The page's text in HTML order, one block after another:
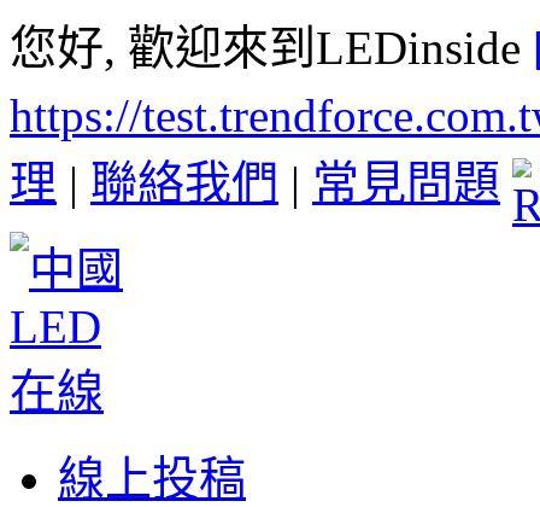
您好, 歡迎來到LEDinside
https://
理 | 聯絡我們 | 常見問題
線上投稿